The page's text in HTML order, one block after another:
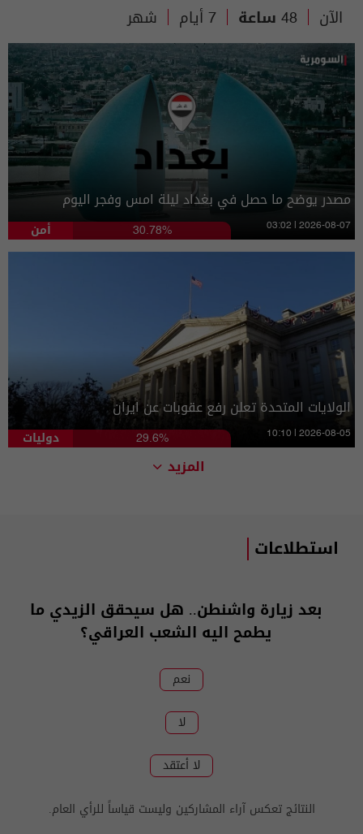
الآن 48 ساعة 7 أيام شهر
مصدر يوضح ما حصل في بغداد ليلة امس وفجر اليوم
أمن 30.78% 03:02 | 2026-08-07
الولايات المتحدة تعلن رفع عقوبات عن ايران
دوليات 29.6% 10:10 | 2026-08-05
المزيد
استطلاعات
بعد زيارة واشنطن.. هل سيحقق الزيدي ما
يطمح اليه الشعب العراقي؟
نعم
لا
لا أعتقد
النتائج تعكس آراء المشاركين وليست قياساً للرأي العام.